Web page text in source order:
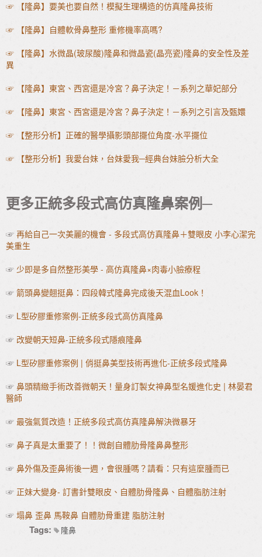
☞ 【隆鼻】要美也要自然！模擬生理構造的仿真隆鼻技術
☞ 【隆鼻】自體軟骨鼻整形 重修機率高嗎?
☞ 【隆鼻】水微晶(玻尿酸)隆鼻和微晶瓷(晶亮瓷)隆鼻的安全性及差
異
☞ 【隆鼻】東宮、西宮還是冷宮？鼻子決定！－系列之華妃部分
☞ 【隆鼻】東宮、西宮還是冷宮？鼻子決定！－系列之引言及甄嬛
☞ 【整形分析】正確的醫學攝影頭部擺位角度-水平擺位
☞ 【整形分析】我愛台妹，台妹愛我─經典台妹臉分析大全
更多正統多段式高仿真隆鼻案例─
☞ 再給自己一次美麗的機會 - 多段式高仿真隆鼻＋雙眼皮 小李心潔完
美重生
☞ 少即是多自然整形美學 - 高仿真隆鼻×肉毒小臉療程
☞ 箭頭鼻變翹挺鼻：四段韓式隆鼻完成後天混血Look！
☞ L型矽膠重修案例-正統多段式高仿真隆鼻
☞ 改變朝天短鼻-正統多段式隱痕隆鼻
☞ L型矽膠重修案例 | 俏挺鼻美型技術再進化-正統多段式隆鼻
☞ 鼻頭精緻手術改善微朝天！量身訂製女神鼻型名媛進化史 | 林晏君
醫師
☞ 最強氣質改造！正統多段式高仿真隆鼻解決微暴牙
☞ 鼻子真是太重要了！！微創自體肋骨隆鼻鼻整形
☞ 鼻外傷及歪鼻術後一週，會很腫嗎？請看：只有這麼腫而已
☞ 正妹大變身- 訂書針雙眼皮、自體肋骨隆鼻、自體脂肪注射
☞ 塌鼻 歪鼻 馬鞍鼻 自體肋骨重建 脂肪注射
Tags: 隆鼻